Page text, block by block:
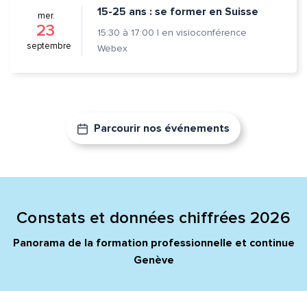
mer.
23
septembre
15-25 ans : se former en Suisse
15:30 à 17:00 | en visioconférence
Webex
Parcourir nos événements
Constats et données chiffrées 2026
Panorama de la formation professionnelle et continue
Genève